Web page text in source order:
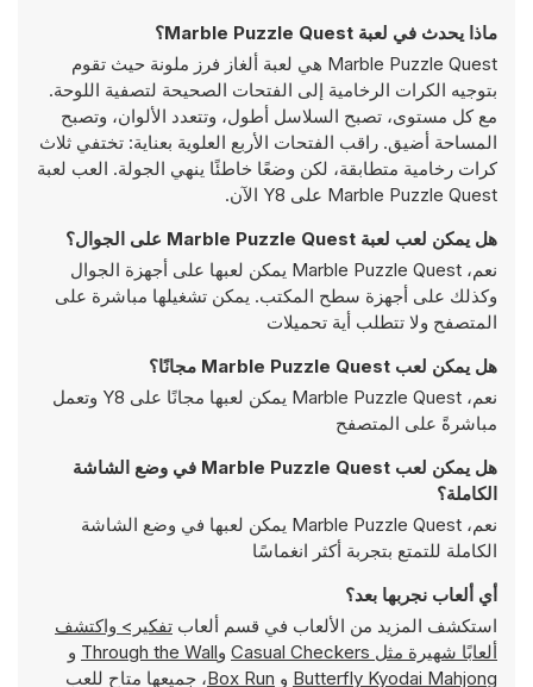
ماذا يحدث في لعبة Marble Puzzle Quest؟
Marble Puzzle Quest هي لعبة ألغاز فرز ملونة حيث تقوم
بتوجيه الكرات الرخامية إلى الفتحات الصحيحة لتصفية اللوحة.
مع كل مستوى، تصبح السلاسل أطول، وتتعدد الألوان، وتصبح
المساحة أضيق. راقب الفتحات الأربع العلوية بعناية: تختفي ثلاث
كرات رخامية متطابقة، لكن وضعًا خاطئًا ينهي الجولة. العب لعبة
Marble Puzzle Quest على Y8 الآن.
هل يمكن لعب لعبة Marble Puzzle Quest على الجوال؟
نعم، Marble Puzzle Quest يمكن لعبها على أجهزة الجوال
وكذلك على أجهزة سطح المكتب. يمكن تشغيلها مباشرة على
المتصفح ولا تتطلب أية تحميلات
هل يمكن لعب Marble Puzzle Quest مجانًا؟
نعم، Marble Puzzle Quest يمكن لعبها مجانًا على Y8 وتعمل
مباشرةً على المتصفح
هل يمكن لعب Marble Puzzle Quest في وضع الشاشة
الكاملة؟
نعم، Marble Puzzle Quest يمكن لعبها في وضع الشاشة
الكاملة للتمتع بتجربة أكثر انغماسًا
أي ألعاب نجربها بعد؟
استكشف المزيد من الألعاب في قسم ألعاب
تفكير> واكتشف
ألعابًا شهيرة مثل Casual Checkers وThrough the Wall و
Butterfly Kyodai Mahjong و Box Run، جميعها متاح للعب